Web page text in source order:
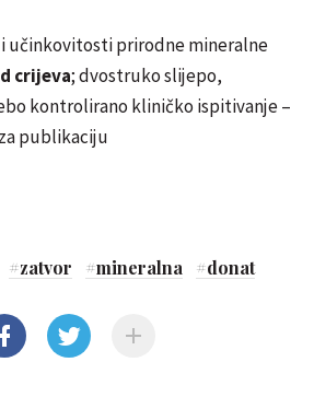
učinkovitosti prirodne mineralne
crijeva; dvostruko slijepo,
kontrolirano kliničko ispitivanje –
publikaciju
#zatvor #mineralna #donat